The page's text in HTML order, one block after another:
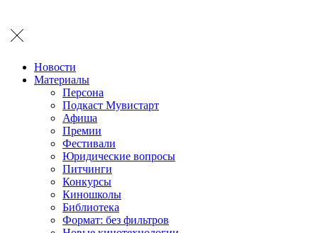
Новости
Материалы
Персона
Подкаст Мувистарт
Афиша
Премии
Фестивали
Юридические вопросы
Питчинги
Конкурсы
Киношколы
Библиотека
Формат: без фильтров